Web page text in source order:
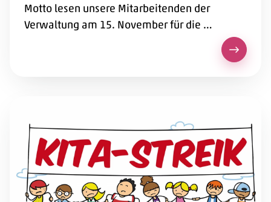
Motto lesen unsere Mitarbeitenden der
Verwaltung am 15. November für die …